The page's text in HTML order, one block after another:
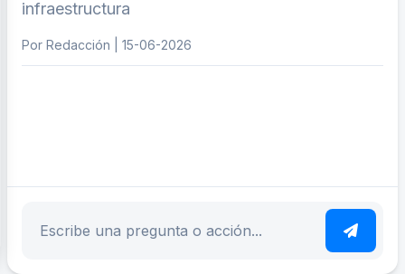
infraestructura
Por Redacción | 15-06-2026
Escribe tu pregunta